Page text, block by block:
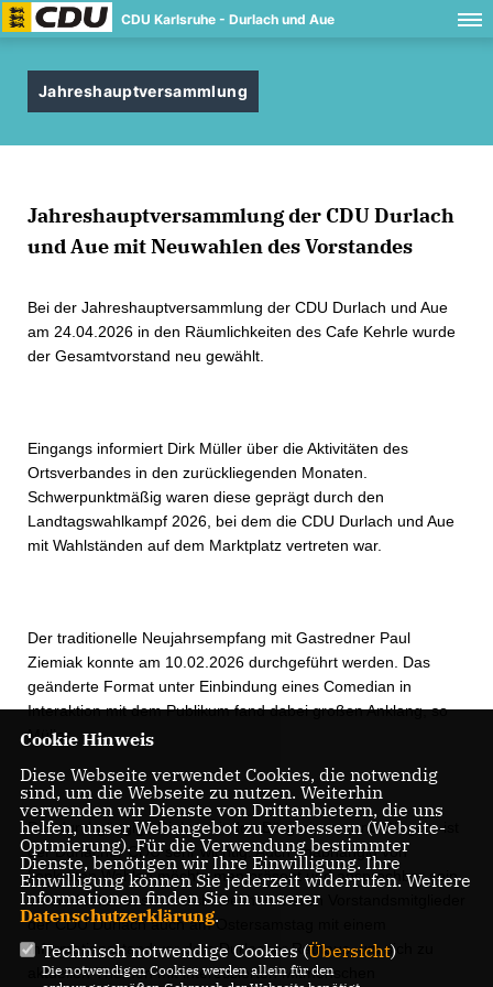
CDU Karlsruhe - Durlach und Aue
Jahreshauptversammlung
Jahreshauptversammlung der CDU Durlach
und Aue mit Neuwahlen des Vorstandes
Bei der Jahreshauptversammlung der CDU Durlach und Aue
am 24.04.2026 in den Räumlichkeiten des Cafe Kehrle wurde
der Gesamtvorstand neu gewählt.
Eingangs informiert Dirk Müller über die Aktivitäten des
Ortsverbandes in den zurückliegenden Monaten.
Schwerpunktmäßig waren diese geprägt durch den
Landtagswahlkampf 2026, bei dem die CDU Durlach und Aue
mit Wahlständen auf dem Marktplatz vertreten war.
Der traditionelle Neujahrsempfang mit Gastredner Paul
Ziemiak konnte am 10.02.2026 durchgeführt werden. Das
geänderte Format unter Einbindung eines Comedian in
Interaktion mit dem Publikum fand dabei großen Anklang, so
Müller.
Der durchgängige Dialog mit den Bürgerinnen und Bürgern ist
der Durlacher CDU sehr wichtig. Auch unabhängig von
konkreten Wahlen möchte man präsent und ansprechbar sein,
betont Müller ausdrücklich. Deshalb waren Vorstandsmitglieder
der CDU Durlach auch am Ostersamstag mit einem
Informationsstand vor dem Durlacher Rathaus, um sich zu
aktuellen Themen mit interessierten Mitmenschen
Cookie Hinweis
Diese Webseite verwendet Cookies, die notwendig
sind, um die Webseite zu nutzen. Weiterhin
verwenden wir Dienste von Drittanbietern, die uns
helfen, unser Webangebot zu verbessern (Website-
Optmierung). Für die Verwendung bestimmter
Dienste, benötigen wir Ihre Einwilligung. Ihre
Einwilligung können Sie jederzeit widerrufen. Weitere
Informationen finden Sie in unserer
Datenschutzerklärung.
Technisch notwendige Cookies (Übersicht)
Die notwendigen Cookies werden allein für den